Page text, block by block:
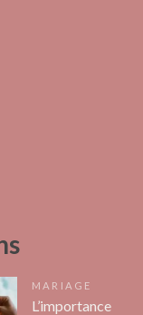
MARIAGE
L’importance